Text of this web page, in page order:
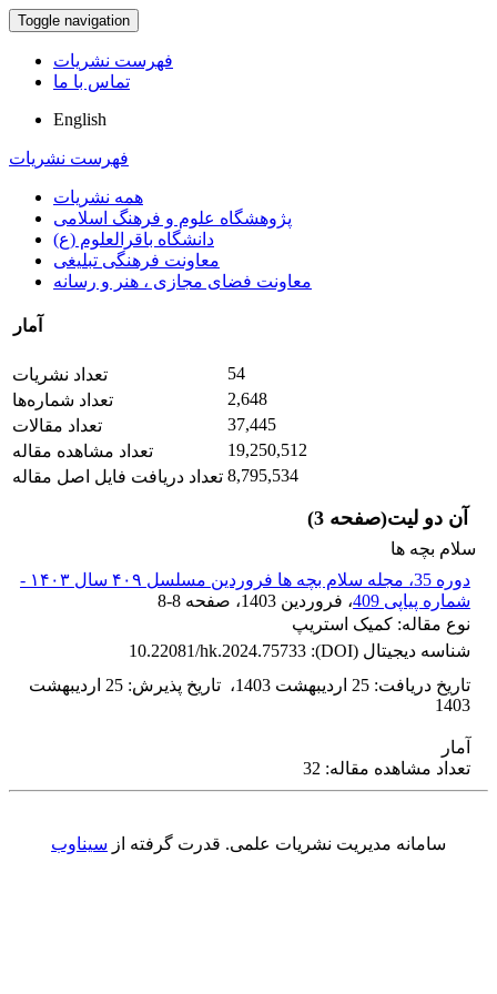
Toggle navigation
فهرست نشریات
تماس با ما
English
فهرست نشریات
همه نشریات
پژوهشگاه علوم و فرهنگ اسلامی
دانشگاه باقرالعلوم (ع)
معاونت فرهنگی تبلیغی
معاونت فضای مجازی ، هنر و رسانه
آمار
تعداد نشریات
54
تعداد شماره‌ها
2,648
تعداد مقالات
37,445
تعداد مشاهده مقاله
19,250,512
تعداد دریافت فایل اصل مقاله 8,795,534
آن دو لیت(صفحه 3)
سلام بچه ها
دوره 35، مجله سلام بچه ها فروردین مسلسل ۴۰۹ سال ۱۴۰۳ -
شماره پیاپی 409
، فروردین 1403 ، صفحه 8-8
نوع مقاله: کمیک استریپ
شناسه دیجیتال (DOI):
10.22081/hk.2024.75733
تاریخ دریافت: 25 اردیبهشت 1403 ، تاریخ پذیرش:
25 اردیبهشت
1403
آمار
تعداد مشاهده مقاله: 32
سامانه مدیریت نشریات علمی. قدرت گرفته از سیناوب